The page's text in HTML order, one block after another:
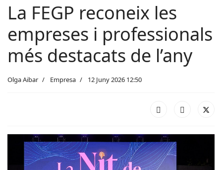
La FEGP reconeix les
empreses i professionals
més destacats de l’any
Olga Aibar Empresa 12 Juny 2026 12:50